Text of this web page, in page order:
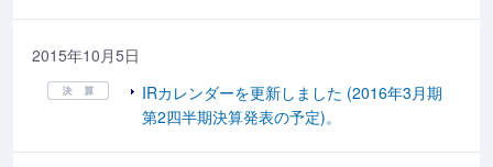
2015年10月5日
IRカレンダーを更新しました (2016年3月期
第2四半期決算発表の予定)。